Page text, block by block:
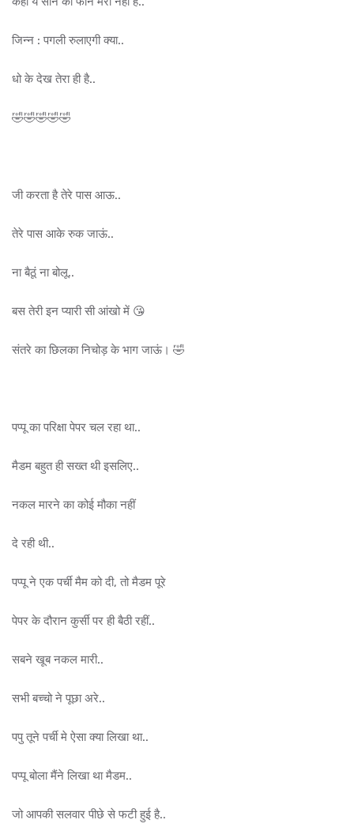
जिन्न : पगली रुलाएगी क्या..
धो के देख तेरा ही है..
🤣🤣🤣🤣🤣
जी करता है तेरे पास आऊ..
तेरे पास आके रुक जाऊं..
ना बैठूं ना बोलू..
बस तेरी इन प्यारी सी आंखो में 😘
संतरे का छिलका निचोड़ के भाग जाऊं। 🤣
पप्पू का परिक्षा पेपर चल रहा था..
मैडम बहुत ही सख्त थी इसलिए..
नकल मारने का कोई मौका नहीं
दे रही थी..
पप्पू ने एक पर्ची मैम को दी, तो मैडम पूरे
पेपर के दौरान कुर्सी पर ही बैठी रहीं..
सबने खूब नकल मारी..
सभी बच्चो ने पूछा अरे..
पपु तूने पर्ची मे ऐसा क्या लिखा था..
पप्पू बोला मैंने लिखा था मैडम..
जो आपकी सलवार पीछे से फटी हुई है..